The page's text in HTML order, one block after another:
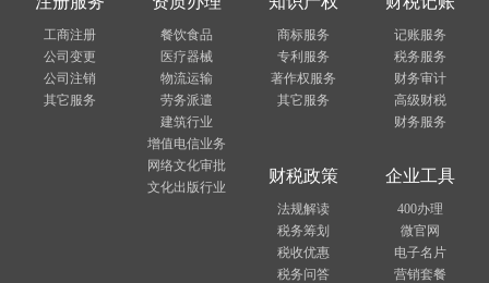
工商注册
公司变更
公司注销
其它服务
餐饮食品
医疗器械
物流运输
劳务派遣
建筑行业
增值电信业务
网络文化审批
文化出版行业
商标服务
专利服务
著作权服务
其它服务
记账服务
税务服务
财务审计
高级财税
财务服务
财税政策
法规解读
税务筹划
税收优惠
税务问答
企业工具
400办理
微官网
电子名片
营销套餐